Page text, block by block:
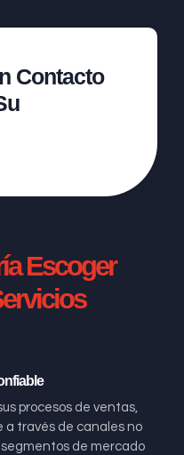
Contacto
Escoger
procesos de ventas,
a través de canales no
de mercado